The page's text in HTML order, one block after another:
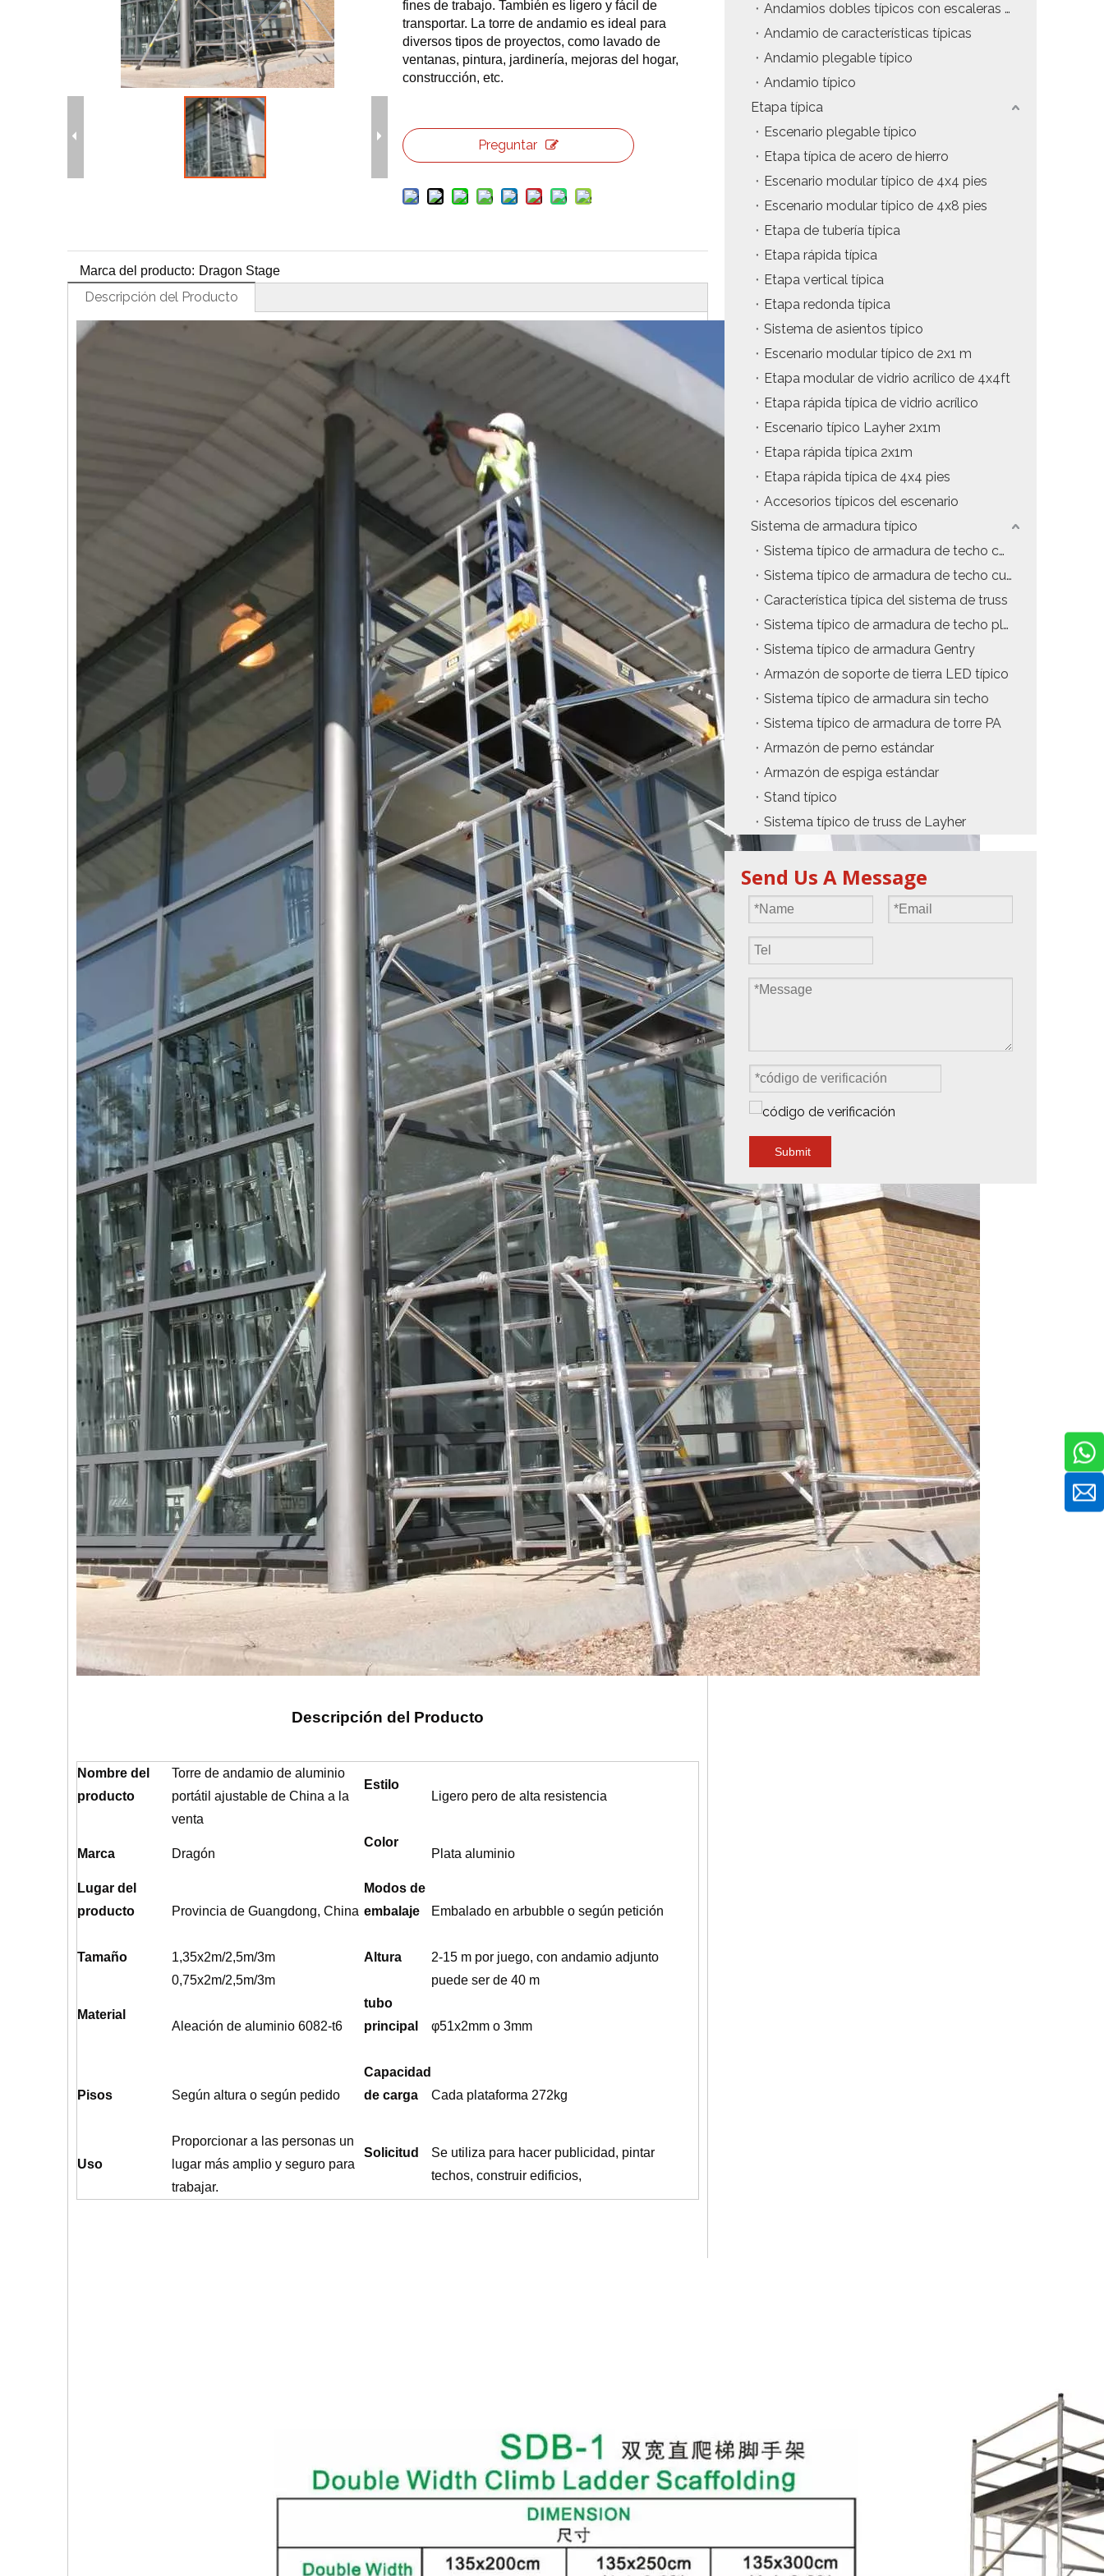
Herramientas y accesorios de escenarioCaja de embalaje para eventos
Joyería para eventos de boda
Precio del estuche de vuelo
Precio de la maquinaria de escenario
Precio de la carpa para eventos
Precio del andamio de aluminio
producto tipico
fines de trabajo. También es ligero y fácil de
transportar. La torre de andamio es ideal para
diversos tipos de proyectos, como lavado de
ventanas, pintura, jardinería, mejoras del hogar,
construcción, etc.
Preguntar
Marca del producto: Dragon Stage
Descripción del Producto
Descripción del Producto
Nombre del
producto
Torre de andamio de aluminio
portátil ajustable de China a la
venta
Estilo
Ligero pero de alta resistencia
Marca Dragón
Color
Plata aluminio
Lugar del
producto
Provincia de Guangdong, China
Modos de
embalaje
Embalado en arbubble o según petición
Tamaño
1,35x2m/2,5m/3m
0,75x2m/2,5m/3m
Altura
2-15 m por juego, con andamio adjunto
puede ser de 40 m
Material
Aleación de aluminio 6082-t6
tubo
principal
φ51x2mm o 3mm
Pisos Según altura o según pedido
Capacidad
de carga
Cada plataforma 272kg
Uso
Proporcionar a las personas un
lugar más amplio y seguro para
trabajar.
Solicitud
Se utiliza para hacer publicidad, pintar
techos, construir edificios,
Andamios dobles típicos con escaleras de inclinación
Andamio de características típicas
Andamio plegable típico
Andamio típico
Etapa típica
Escenario plegable típico
Etapa típica de acero de hierro
Escenario modular típico de 4x4 pies
Escenario modular típico de 4x8 pies
Etapa de tubería típica
Etapa rápida típica
Etapa vertical típica
Etapa redonda típica
Sistema de asientos típico
Escenario modular típico de 2x1 m
Etapa modular de vidrio acrílico de 4x4ft
Etapa rápida típica de vidrio acrílico
Escenario típico Layher 2x1m
Etapa rápida típica 2x1m
Etapa rápida típica de 4x4 pies
Accesorios típicos del escenario
Sistema de armadura típico
Sistema típico de armadura de techo con estructura en A
Sistema típico de armadura de techo curvo
Característica típica del sistema de truss
Sistema típico de armadura de techo plano
Sistema típico de armadura Gentry
Armazón de soporte de tierra LED típico
Sistema típico de armadura sin techo
Sistema típico de armadura de torre PA
Armazón de perno estándar
Armazón de espiga estándar
Stand típico
Sistema típico de truss de Layher
Send Us A Message
Submit